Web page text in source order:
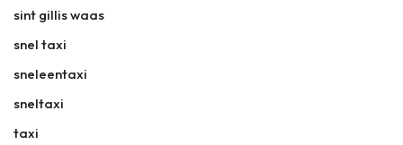
sint gillis waas
snel taxi
sneleentaxi
sneltaxi
taxi